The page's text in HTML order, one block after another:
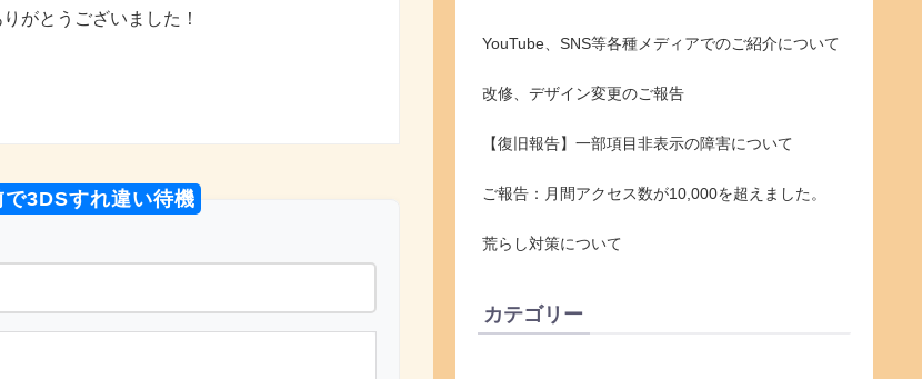
がとうございました！
3DSすれ違い待機
YouTube、SNS等各種メディアでのご紹介について
改修、デザイン変更のご報告
【復旧報告】一部項目非表示の障害について
ご報告：月間アクセス数が10,000を超えました。
荒らし対策について
カテゴリー